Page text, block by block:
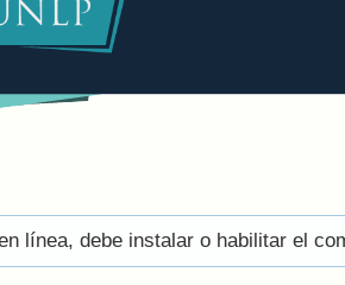
línea, debe instalar o habilitar el